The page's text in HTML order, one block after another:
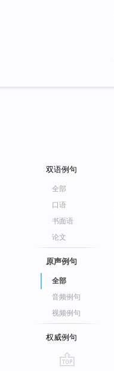
双语例句
全部
口语
书面语
论文
原声例句
全部
音频例句
视频例句
权威例句